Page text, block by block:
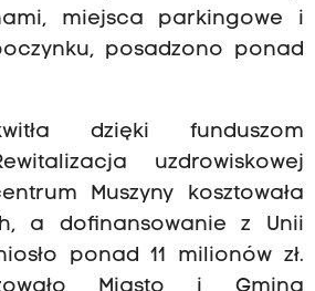
miejsca parkingowe i
posadzono ponad
dzięki funduszom
uzdrowiskowej
Muszyny kosztowała
a dofinansowanie z Unii
ponad 11 milionów zł.